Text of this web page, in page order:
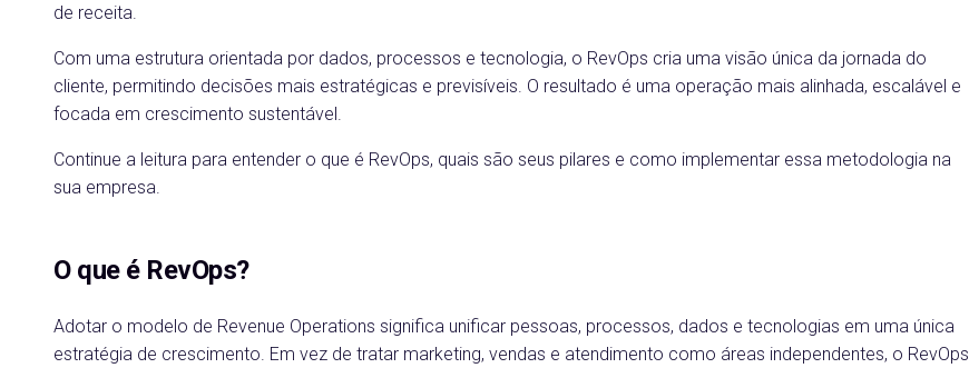
de receita.
Com uma estrutura orientada por dados, processos e tecnologia, o RevOps cria uma visão única da jornada do
cliente, permitindo decisões mais estratégicas e previsíveis. O resultado é uma operação mais alinhada, escalável e
focada em crescimento sustentável.
Continue a leitura para entender o que é RevOps, quais são seus pilares e como implementar essa metodologia na
sua empresa.
O que é RevOps?
Adotar o modelo de Revenue Operations significa unificar pessoas, processos, dados e tecnologias em uma única
estratégia de crescimento. Em vez de tratar marketing, vendas e atendimento como áreas independentes, o RevOps